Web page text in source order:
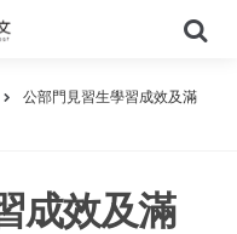
尋
公部門見習生學習成效及滿
成效及滿